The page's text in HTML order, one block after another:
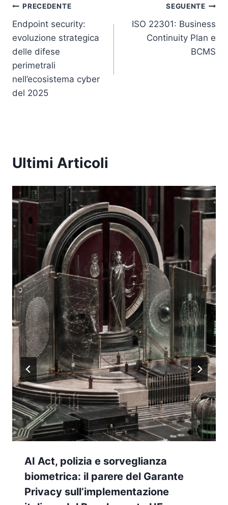
Navigazione
articoli
PRECEDENTE
Endpoint security:
evoluzione strategica
delle difese
perimetrali
nell’ecosistema cyber
del 2025
SEGUENTE
ISO 22301: Business
Continuity Plan e
BCMS
Ultimi Articoli
AI Act, polizia e sorveglianza
biometrica: il parere del Garante
Privacy sull’implementazione